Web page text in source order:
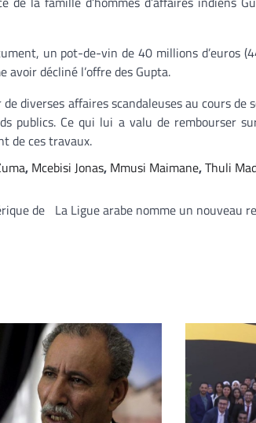
un pot-de-vin de 40 millions d’euros
avoir décliné l’offre des Gupta.
diverses affaires scandaleuses au cours de
publics. Ce qui lui a valu de rembourser
de ces travaux.
, Mcebisi Jonas, Mmusi Maimane,Thuli
de La Ligue arabe nomme un nouveau